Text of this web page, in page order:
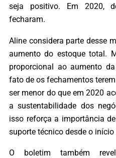
seja positivo. Em 2020,
fecharam.
Aline considera parte desse
aumento do estoque total.
proporcional ao aumento
fato de os fechamentos
ser menor do que em 2020
a sustentabilidade dos
isso reforça a importância
suporte técnico desde o início
O boletim também